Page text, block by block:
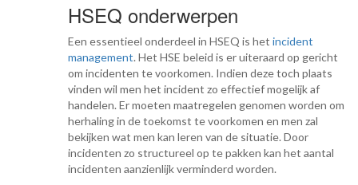
HSEQ onderwerpen
Een essentieel onderdeel in HSEQ is het incident
management. Het HSE beleid is er uiteraard op gericht
om incidenten te voorkomen. Indien deze toch plaats
vinden wil men het incident zo effectief mogelijk af
handelen. Er moeten maatregelen genomen worden om
herhaling in de toekomst te voorkomen en men zal
bekijken wat men kan leren van de situatie. Door
incidenten zo structureel op te pakken kan het aantal
incidenten aanzienlijk verminderd worden.